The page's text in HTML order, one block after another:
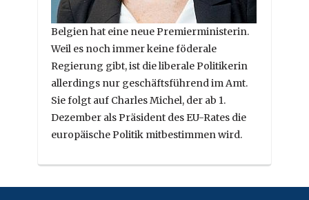
Belgien hat eine neue Premierministerin.
Weil es noch immer keine föderale
Regierung gibt, ist die liberale Politikerin
allerdings nur geschäftsführend im Amt.
Sie folgt auf Charles Michel, der ab 1.
Dezember als Präsident des EU-Rates die
europäische Politik mitbestimmen wird.